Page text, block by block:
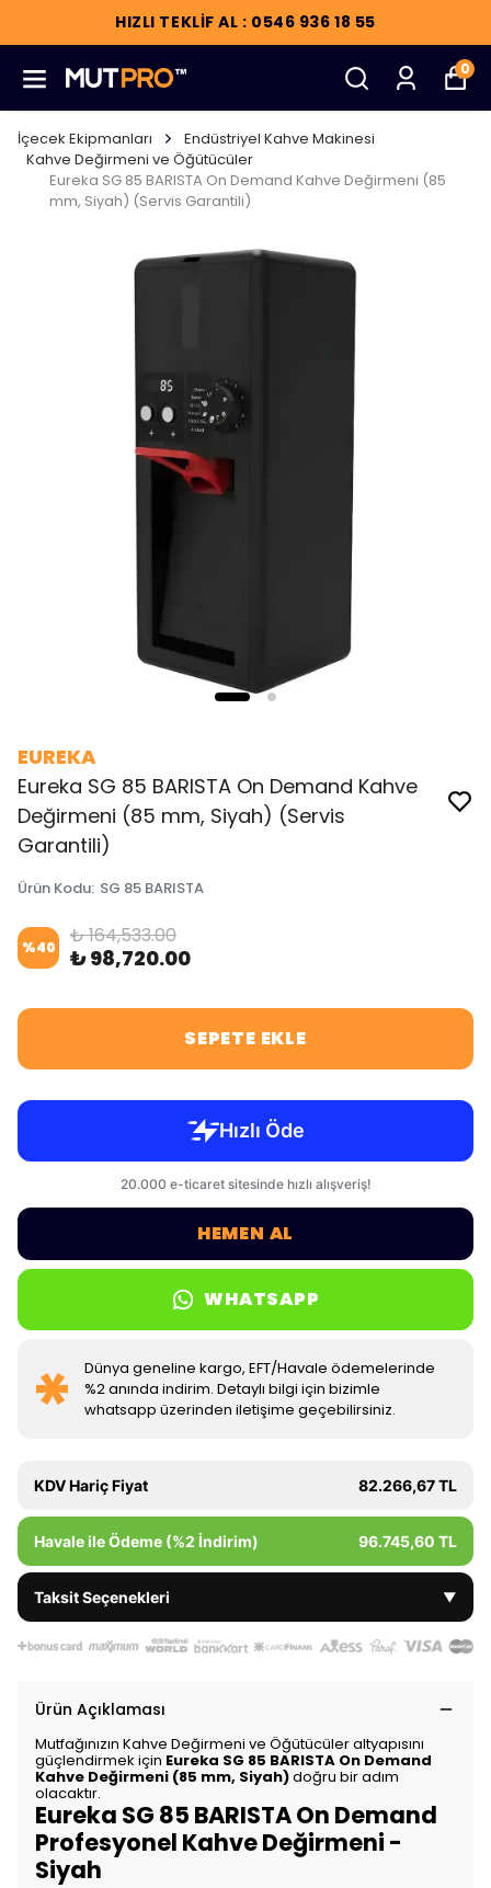
HIZLI TEKLİF AL : 0546 936 18 55
0
İçecek Ekipmanları
Endüstriyel Kahve Makinesi
Kahve Değirmeni ve Öğütücüler
Eureka SG 85 BARISTA On Demand Kahve Değirmeni (85
mm, Siyah) (Servis Garantili)
EUREKA
Eureka SG 85 BARISTA On Demand Kahve
Değirmeni (85 mm, Siyah) (Servis
Garantili)
Ürün Kodu: SG 85 BARISTA
%40 ₺ 164,533.00
₺ 98,720.00
SEPETE EKLE
HEMEN AL
WHATSAPP
Dünya geneline kargo, EFT/Havale ödemelerinde
%2 anında indirim. Detaylı bilgi için bizimle
whatsapp üzerinden iletişime geçebilirsiniz.
KDV Hariç Fiyat 82.266,67 TL
Havale ile Ödeme (%2 İndirim) 96.745,60 TL
Taksit Seçenekleri ▼
Ürün Açıklaması
Mutfağınızın Kahve Değirmeni ve Öğütücüler altyapısını
güçlendirmek için Eureka SG 85 BARISTA On Demand
Kahve Değirmeni (85 mm, Siyah)doğru bir adım
olacaktır.
Eureka SG 85 BARISTA On Demand
Profesyonel Kahve Değirmeni -
Siyah